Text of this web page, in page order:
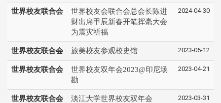
世界校友联合会
世界校友会联合会总会长陈进
财出席甲辰新春开笔挥毫大会
为震灾祈福
2024-04-30
世界校友联合会 旅美校友参观校史馆 2023-05-12
世界校友联合会
世界校友双年会2023@印尼场
勘
2023-04-21
世界校友联合会
淡江大学世界校友双年会
2023-03-31